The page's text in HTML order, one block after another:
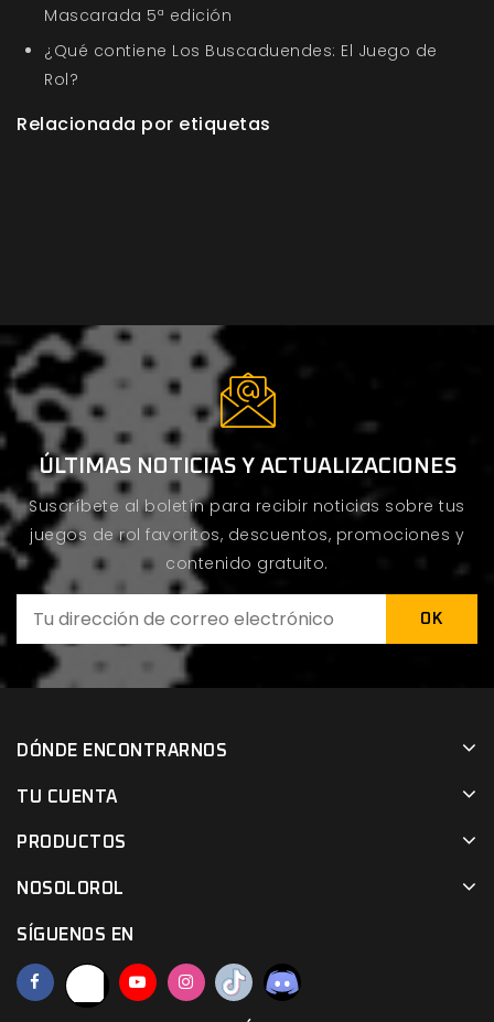
Mascarada 5ª edición
¿Qué contiene Los Buscaduendes: El Juego de
Rol?
Relacionada por etiquetas
ÚLTIMAS NOTICIAS Y ACTUALIZACIONES
Suscríbete al boletín para recibir noticias sobre tus
juegos de rol favoritos, descuentos, promociones y
contenido gratuito.
DÓNDE ENCONTRARNOS
TU CUENTA
PRODUCTOS
NOSOLOROL
SÍGUENOS EN